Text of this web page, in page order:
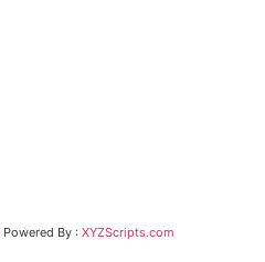
Powered By : XYZScripts.com